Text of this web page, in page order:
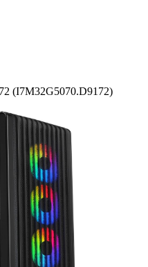
(I7M32G5070.D9172)